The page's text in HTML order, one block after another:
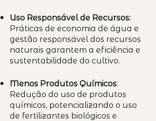
Uso Responsável de Recursos:
Práticas de economia de água e
gestão responsável dos recursos
naturais garantem a eficiência e
sustentabilidade do cultivo.
Menos Produtos Químicos:
Redução do uso de produtos
químicos, potencializando o uso
de fertilizantes biológicos e